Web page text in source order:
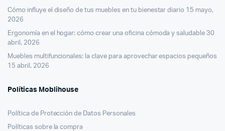
Cómo influye el diseño de tus muebles en tu bienestar diario 15 mayo,
2026
Ergonomía en el hogar: cómo crear una oficina cómoda y saludable 30
abril, 2026
Muebles multifuncionales: la clave para aprovechar espacios pequeños
15 abril, 2026
Políticas Moblihouse
Política de Protección de Datos Personales
Políticas sobre la compra